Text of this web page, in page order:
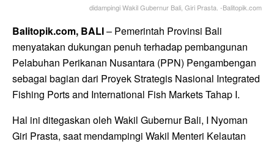
didampingi Wakil Gubernur Bali, Giri Prasta. -Balitopik.com
Balitopik.com, BALI– Pemerintah Provinsi Bali
menyatakan dukungan penuh terhadap pembangunan
Pelabuhan Perikanan Nusantara (PPN) Pengambengan
sebagai bagian dari Proyek Strategis Nasional Integrated
Fishing Ports and International Fish Markets Tahap I.
Hal ini ditegaskan oleh Wakil Gubernur Bali, I Nyoman
Giri Prasta, saat mendampingi Wakil Menteri Kelautan